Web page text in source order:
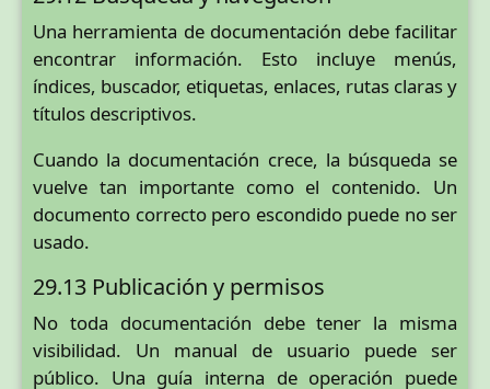
Una herramienta de documentación debe facilitar
encontrar información. Esto incluye menús,
índices, buscador, etiquetas, enlaces, rutas claras y
títulos descriptivos.
Cuando la documentación crece, la búsqueda se
vuelve tan importante como el contenido. Un
documento correcto pero escondido puede no ser
usado.
29.13 Publicación y permisos
No toda documentación debe tener la misma
visibilidad. Un manual de usuario puede ser
público. Una guía interna de operación puede